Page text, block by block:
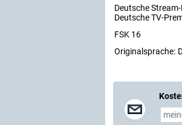
Deutsche
Deutsche TV-
FSK 16
Originalsprache: